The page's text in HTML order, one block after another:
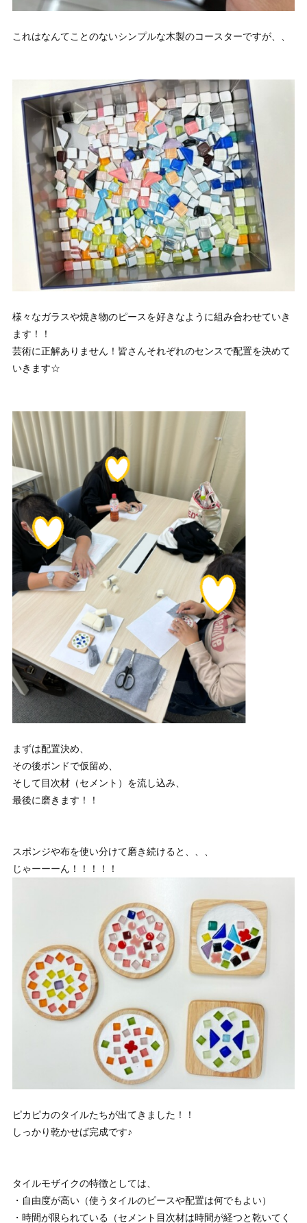
これはなんてことのないシンプルな木製のコースターですが、、
様々なガラスや焼き物のピースを好きなように組み合わせていき
ます！！
芸術に正解ありません！皆さんそれぞれのセンスで配置を決めて
いきます☆
まずは配置決め、
その後ボンドで仮留め、
そして目次材（セメント）を流し込み、
最後に磨きます！！
スポンジや布を使い分けて磨き続けると、、、
じゃーーーん！！！！！
ピカピカのタイルたちが出てきました！！
しっかり乾かせば完成です♪
タイルモザイクの特徴としては、
・自由度が高い（使うタイルのピースや配置は何でもよい）
・時間が限られている（セメント目次材は時間が経つと乾いてく